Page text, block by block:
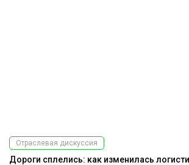
Отраслевая дискуссия
Дороги сплелись: как изменилась